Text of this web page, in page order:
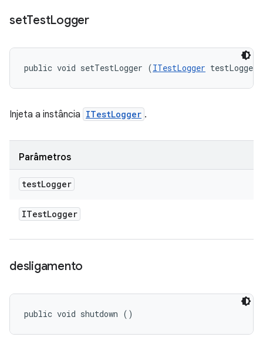
setTestLogger
public void setTestLogger (ITestLogger testLogger)
Injeta a instância ITestLogger .
Parâmetros
testLogger
ITestLogger
desligamento
public void shutdown ()